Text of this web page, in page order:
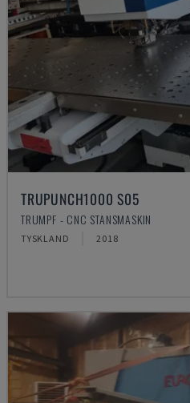
TRUPUNCH1000 S05
TRUMPF - CNC STANSMASKIN
TYSKLAND 2018